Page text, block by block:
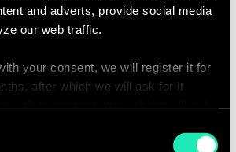
and adverts, provide social media
our web traffic.
your consent, we will register it for
after which we will ask for it
experience.
…)
formation en École
formation de haut